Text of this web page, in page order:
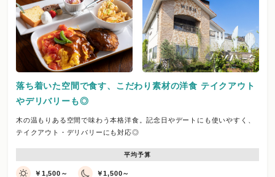
落ち着いた空間で食す、こだわり素材の洋食 テイクアウト
やデリバリーも◎
木の温もりある空間で味わう本格洋食。記念日やデートにも使いやすく、
テイクアウト・デリバリーにも対応◎
平均予算
￥1,500～ ￥1,500～